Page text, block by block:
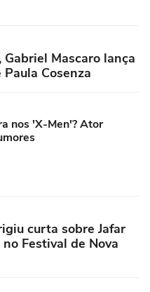
Mascaro lança
Cosenza
nos 'X-Men'? Ator
curta sobre Jafar
Festival de Nova